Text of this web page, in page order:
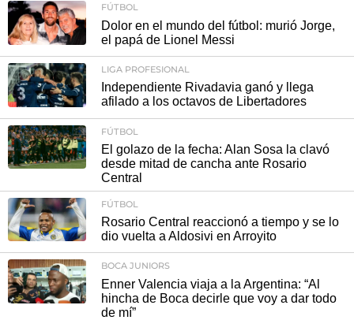
FÚTBOL
Dolor en el mundo del fútbol: murió Jorge,
el papá de Lionel Messi
LIGA PROFESIONAL
Independiente Rivadavia ganó y llega
afilado a los octavos de Libertadores
FÚTBOL
El golazo de la fecha: Alan Sosa la clavó
desde mitad de cancha ante Rosario
Central
FÚTBOL
Rosario Central reaccionó a tiempo y se lo
dio vuelta a Aldosivi en Arroyito
BOCA JUNIORS
Enner Valencia viaja a la Argentina: “Al
hincha de Boca decirle que voy a dar todo
de mí”